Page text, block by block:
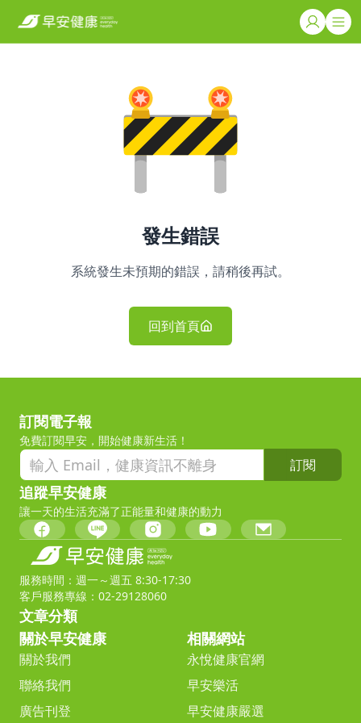
發生錯誤
系統發生未預期的錯誤，請稍後再試。
回到首頁
訂閱電子報
免費訂閱早安，開始健康新生活！
訂閱
追蹤早安健康
讓一天的生活充滿了正能量和健康的動力
服務時間：週一～週五 8:30-17:30
客戶服務專線：02-29128060
文章分類
關於早安健康
關於我們
聯絡我們
廣告刊登
相關網站
永悅健康官網
早安樂活
早安健康嚴選